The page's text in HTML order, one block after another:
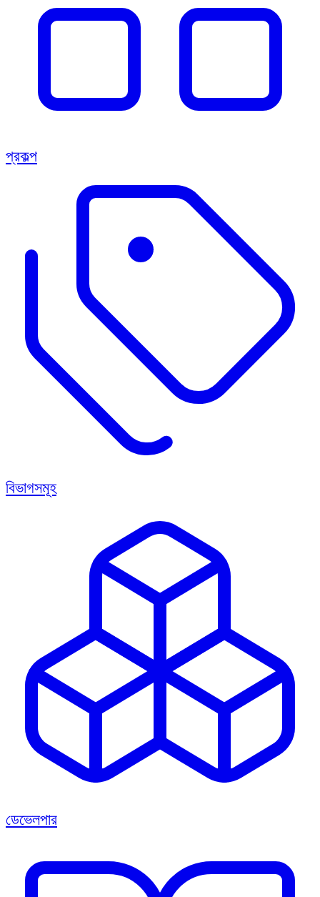
প্রকল্প
বিভাগসমূহ
ডেভেলপার